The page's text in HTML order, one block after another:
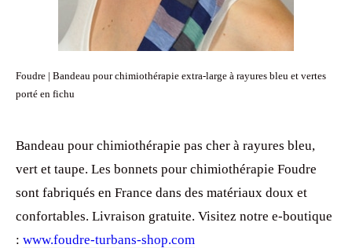
Foudre | Bandeau pour chimiothérapie extra-large à rayures bleu et vertes
porté en fichu
Bandeau pour chimiothérapie pas cher à rayures bleu,
vert et taupe. Les bonnets pour chimiothérapie Foudre
sont fabriqués en France dans des matériaux doux et
confortables. Livraison gratuite. Visitez notre e-boutique
: www.foudre-turbans-shop.com